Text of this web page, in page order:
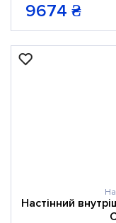
9674 ₴
Настінний